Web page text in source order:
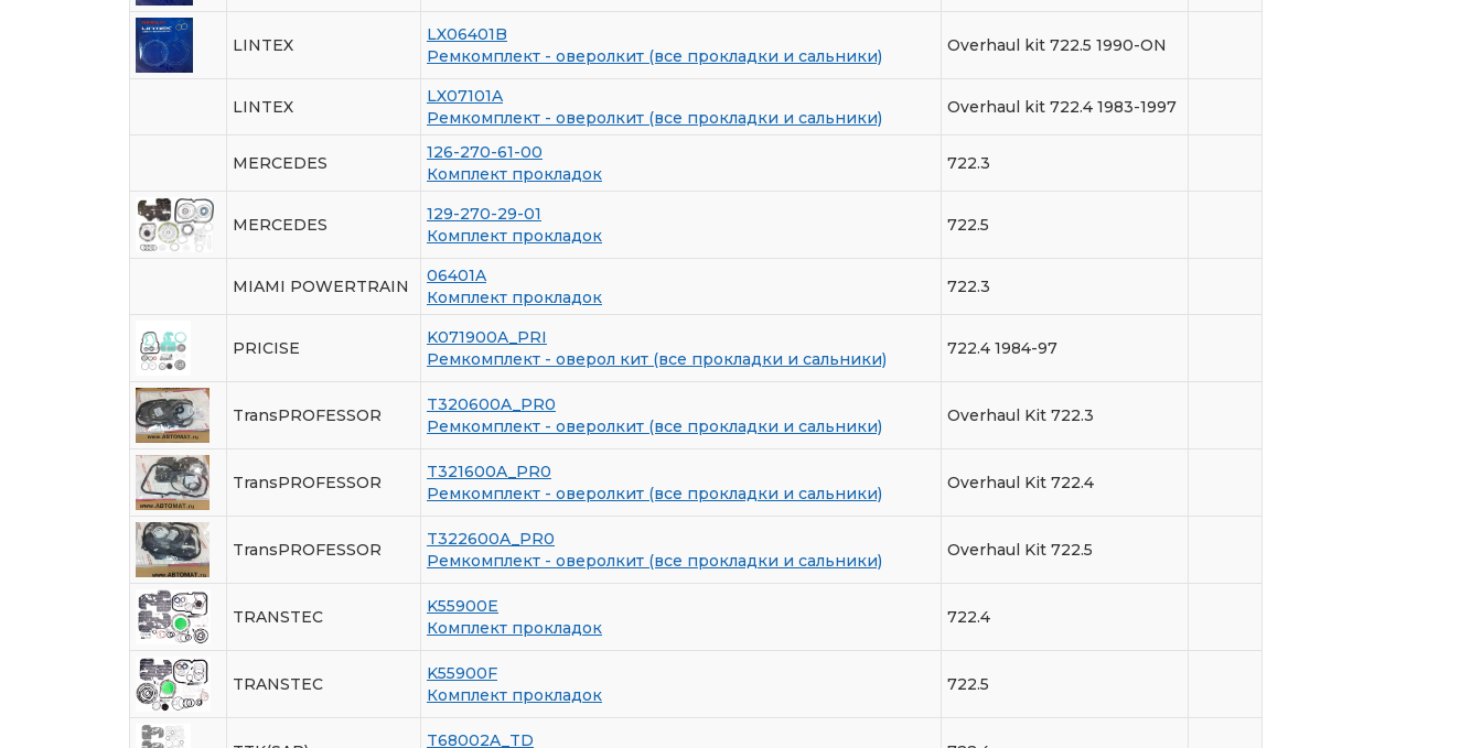
LINTEX
LX06401B
Ремкомплект - оверолкит (все прокладки и сальники)
Overhaul kit 722.5 1990-ON
LINTEX
LX07101A
Ремкомплект - оверолкит (все прокладки и сальники)
Overhaul kit 722.4 1983-1997
MERCEDES
126-270-61-00
Комплект прокладок
722.3
MERCEDES
129-270-29-01
Комплект прокладок
722.5
MIAMI POWERTRAIN
06401A
Комплект прокладок
722.3
PRICISE
K071900A_PRI
Ремкомплект - оверол кит (все прокладки и сальники)
722.4 1984-97
TransPROFESSOR
T320600A_PR0
Ремкомплект - оверолкит (все прокладки и сальники)
Overhaul Kit 722.3
TransPROFESSOR
T321600A_PR0
Ремкомплект - оверолкит (все прокладки и сальники)
Overhaul Kit 722.4
TransPROFESSOR
T322600A_PR0
Ремкомплект - оверолкит (все прокладки и сальники)
Overhaul Kit 722.5
TRANSTEC
K55900E
Комплект прокладок
722.4
TRANSTEC
K55900F
Комплект прокладок
722.5
T68002A_TD